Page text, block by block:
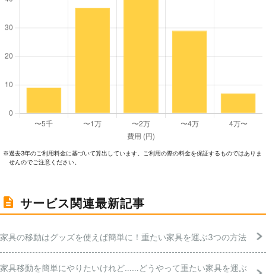
※過去3年のご利⽤料⾦に基づいて算出しています。ご利⽤の際の料⾦を保証するものではありま
せんのでご注意ください。
サービス関連最新記事
家具の移動はグッズを使えば簡単に！重たい家具を運ぶ3つの方法
家具移動を簡単にやりたいけれど……どうやって重たい家具を運ぶ